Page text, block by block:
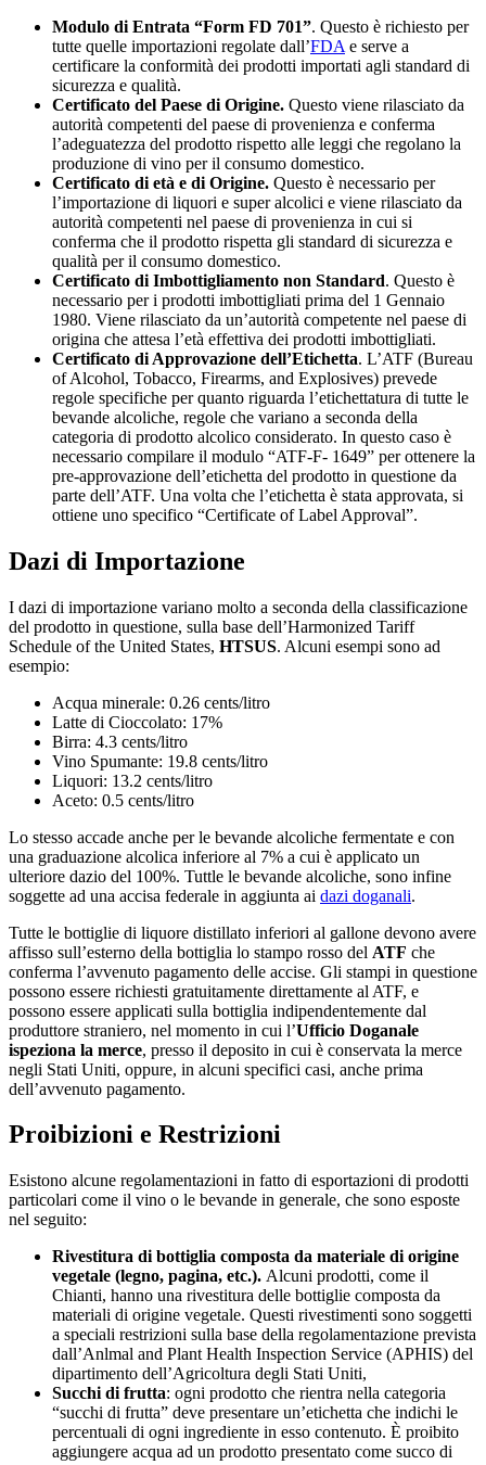
Modulo di Entrata “Form FD 701”. Questo è richiesto per
tutte quelle importazioni regolate dall’FDA e serve a
certificare la conformità dei prodotti importati agli standard di
sicurezza e qualità.
Certificato del Paese di Origine. Questo viene rilasciato da
autorità competenti del paese di provenienza e conferma
l’adeguatezza del prodotto rispetto alle leggi che regolano la
produzione di vino per il consumo domestico.
Certificato di età e di Origine. Questo è necessario per
l’importazione di liquori e super alcolici e viene rilasciato da
autorità competenti nel paese di provenienza in cui si
conferma che il prodotto rispetta gli standard di sicurezza e
qualità per il consumo domestico.
Certificato di Imbottigliamento non Standard. Questo è
necessario per i prodotti imbottigliati prima del 1 Gennaio
1980. Viene rilasciato da un’autorità competente nel paese di
origina che attesa l’età effettiva dei prodotti imbottigliati.
Certificato di Approvazione dell’Etichetta. L’ATF (Bureau
of Alcohol, Tobacco, Firearms, and Explosives) prevede
regole specifiche per quanto riguarda l’etichettatura di tutte le
bevande alcoliche, regole che variano a seconda della
categoria di prodotto alcolico considerato. In questo caso è
necessario compilare il modulo “ATF-F- 1649” per ottenere la
pre-approvazione dell’etichetta del prodotto in questione da
parte dell’ATF. Una volta che l’etichetta è stata approvata, si
ottiene uno specifico “Certificate of Label Approval”.
Dazi di Importazione
I dazi di importazione variano molto a seconda della classificazione
del prodotto in questione, sulla base dell’Harmonized Tariff
Schedule of the United States, HTSUS. Alcuni esempi sono ad
esempio:
Acqua minerale: 0.26 cents/litro
Latte di Cioccolato: 17%
Birra: 4.3 cents/litro
Vino Spumante: 19.8 cents/litro
Liquori: 13.2 cents/litro
Aceto: 0.5 cents/litro
Lo stesso accade anche per le bevande alcoliche fermentate e con
una graduazione alcolica inferiore al 7% a cui è applicato un
ulteriore dazio del 100%. Tuttle le bevande alcoliche, sono infine
soggette ad una accisa federale in aggiunta ai dazi doganali.
Tutte le bottiglie di liquore distillato inferiori al gallone devono avere
affisso sull’esterno della bottiglia lo stampo rosso del ATF che
conferma l’avvenuto pagamento delle accise. Gli stampi in questione
possono essere richiesti gratuitamente direttamente al ATF, e
possono essere applicati sulla bottiglia indipendentemente dal
produttore straniero, nel momento in cui l’Ufficio Doganale
ispeziona la merce, presso il deposito in cui è conservata la merce
negli Stati Uniti, oppure, in alcuni specifici casi, anche prima
dell’avvenuto pagamento.
Proibizioni e Restrizioni
Esistono alcune regolamentazioni in fatto di esportazioni di prodotti
particolari come il vino o le bevande in generale, che sono esposte
nel seguito:
Rivestitura di bottiglia composta da materiale di origine
vegetale (legno, pagina, etc.). Alcuni prodotti, come il
Chianti, hanno una rivestitura delle bottiglie composta da
materiali di origine vegetale. Questi rivestimenti sono soggetti
a speciali restrizioni sulla base della regolamentazione prevista
dall’Anlmal and Plant Health Inspection Service (APHIS) del
dipartimento dell’Agricoltura degli Stati Uniti,
Succhi di frutta: ogni prodotto che rientra nella categoria
“succhi di frutta” deve presentare un’etichetta che indichi le
percentuali di ogni ingrediente in esso contenuto. È proibito
aggiungere acqua ad un prodotto presentato come succo di